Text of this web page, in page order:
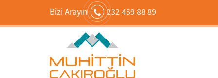
Bizi Arayın 232 459 88 89